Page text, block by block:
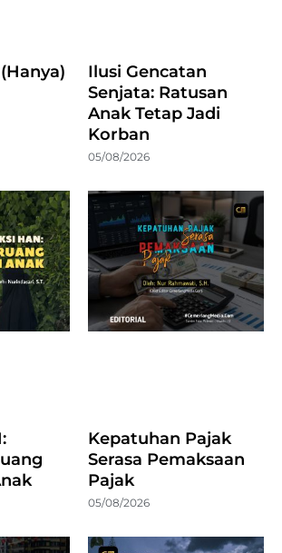
Ilusi Gencatan
Senjata: Ratusan
Anak Tetap Jadi
Korban
05/08/2026
Kepatuhan Pajak
Serasa Pemaksaan
Pajak
05/08/2026